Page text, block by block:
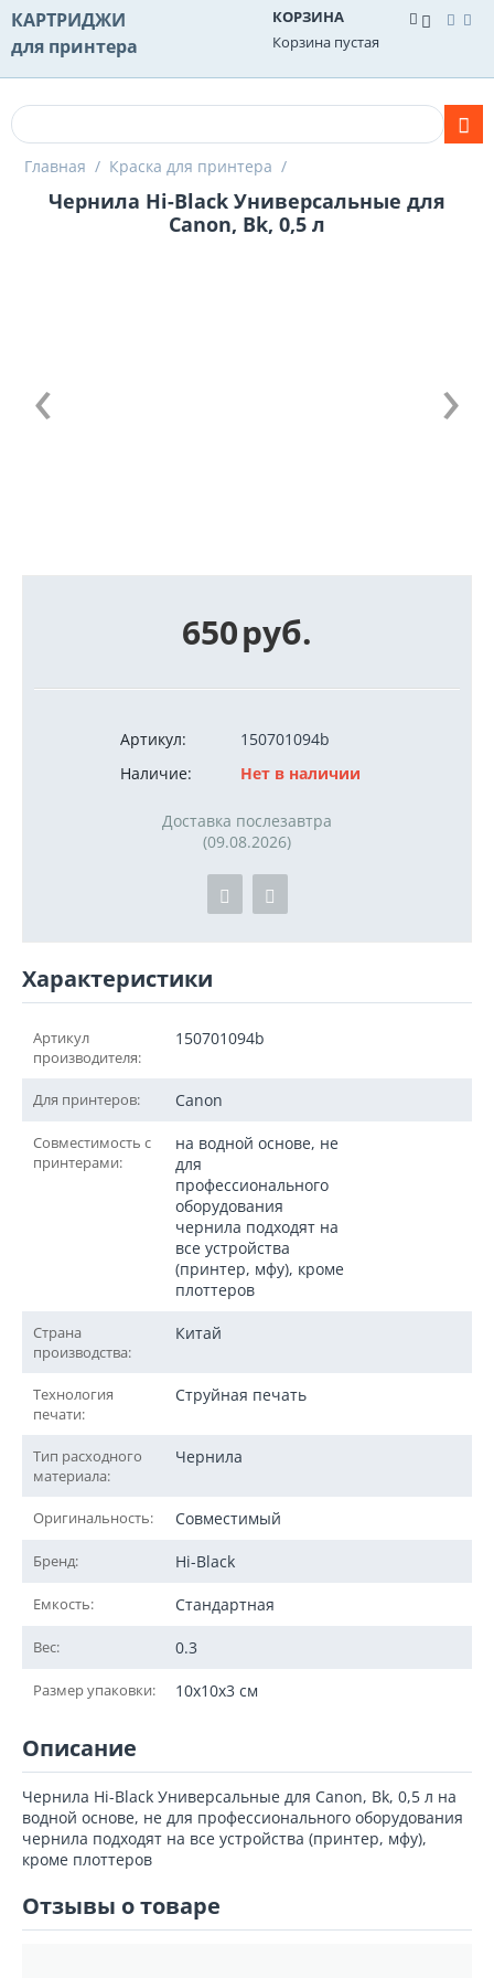
КАРТРИДЖИ
для принтера
КОРЗИНА
Корзина пустая
Главная / Краска для принтера /
Чернила Hi-Black Универсальные для
Canon, Bk, 0,5 л
650руб.
Артикул:
150701094b
Наличие:
Нет в наличии
Доставка послезавтра
(09.08.2026)
Характеристики
Артикул
производителя:
150701094b
Для принтеров: Canon
Совместимость с
принтерами:
на водной основе, не
для
профессионального
оборудования
чернила подходят на
все устройства
(принтер, мфу), кроме
плоттеров
Страна
производства:
Китай
Технология
печати:
Струйная печать
Тип расходного
материала:
Чернила
Оригинальность: Совместимый
Бренд: Hi-Black
Емкость: Стандартная
Вес: 0.3
Размер упаковки: 10x10x3 см
Описание
Чернила Hi-Black Универсальные для Canon, Bk, 0,5 л на
водной основе, не для профессионального оборудования
чернила подходят на все устройства (принтер, мфу),
кроме плоттеров
Отзывы о товаре